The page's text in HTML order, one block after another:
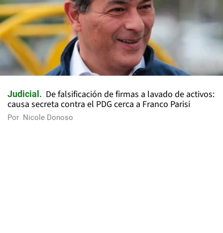
Judicial
De falsificación de firmas a lavado de activos:
causa secreta contra el PDG cerca a Franco Parisi
Por Nicole Donoso